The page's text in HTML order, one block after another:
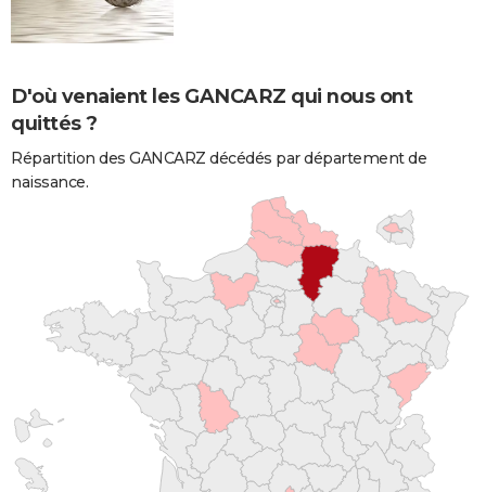
D'où venaient les GANCARZ qui nous ont
quittés ?
Répartition des GANCARZ décédés par département de
naissance.